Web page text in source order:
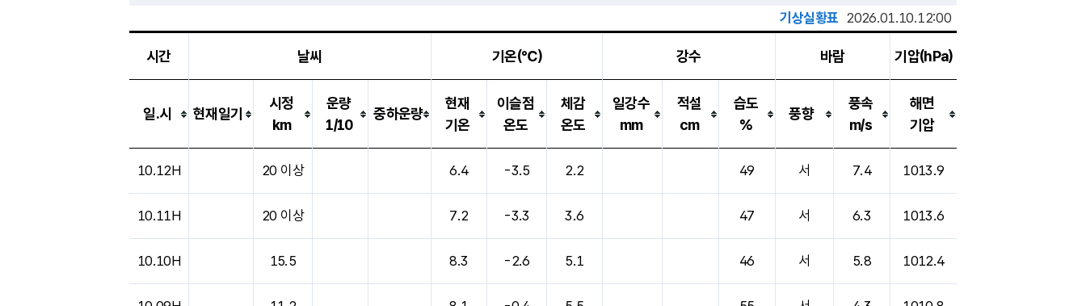
기상실황표 2026.01.10.12:00
시간 날씨 기온(℃) 강수 바람 기압(hPa)
일.시 현재일기
시정
km
운량
1/10
중하운량
현재
기온
이슬점
온도
체감
온도
일강수
mm
적설
cm
습도
%
풍향
풍속
m/s
해면
기압
10.12H 20 이상 6.4 -3.5 2.2 49 서 7.4 1013.9
10.11H 20 이상 7.2 -3.3 3.6 47 서 6.3 1013.6
10.10H 15.5 8.3 -2.6 5.1 46 서 5.8 1012.4